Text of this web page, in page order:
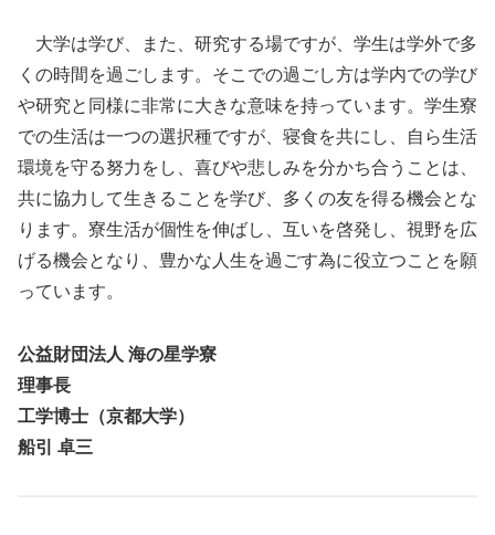
大学は学び、また、研究する場ですが、学生は学外で多
くの時間を過ごします。そこでの過ごし方は学内での学び
や研究と同様に非常に大きな意味を持っています。学生寮
での生活は一つの選択種ですが、寝食を共にし、自ら生活
環境を守る努力をし、喜びや悲しみを分かち合うことは、
共に協力して生きることを学び、多くの友を得る機会とな
ります。寮生活が個性を伸ばし、互いを啓発し、視野を広
げる機会となり、豊かな人生を過ごす為に役立つことを願
っています。
公益財団法人 海の星学寮
理事長
工学博士（京都大学）
船引 卓三